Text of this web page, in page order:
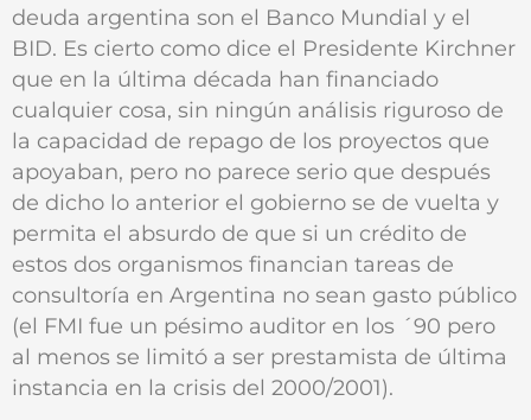
deuda argentina son el Banco Mundial y el
BID. Es cierto como dice el Presidente Kirchner
que en la última década han financiado
cualquier cosa, sin ningún análisis riguroso de
la capacidad de repago de los proyectos que
apoyaban, pero no parece serio que después
de dicho lo anterior el gobierno se de vuelta y
permita el absurdo de que si un crédito de
estos dos organismos financian tareas de
consultoría en Argentina no sean gasto público
(el FMI fue un pésimo auditor en los ´90 pero
al menos se limitó a ser prestamista de última
instancia en la crisis del 2000/2001).